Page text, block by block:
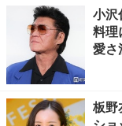
小沢
料理
愛さ
板野